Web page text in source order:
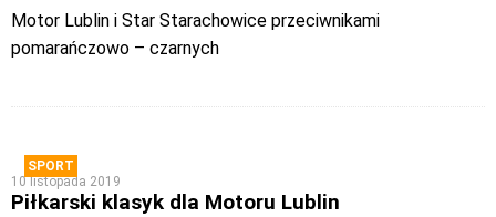
Motor Lublin i Star Starachowice przeciwnikami
pomarańczowo – czarnych
SPORT
10 listopada 2019
Piłkarski klasyk dla Motoru Lublin